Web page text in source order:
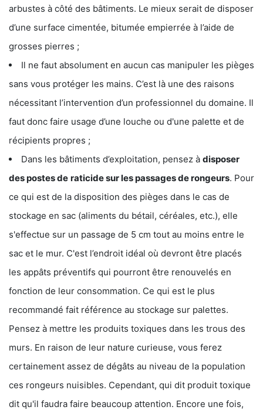
arbustes à côté des bâtiments. Le mieux serait de disposer
d’une surface cimentée, bitumée empierrée à l’aide de
grosses pierres ;
Il ne faut absolument en aucun cas manipuler les pièges
sans vous protéger les mains. C’est là une des raisons
nécessitant l’intervention d’un professionnel du domaine. Il
faut donc faire usage d’une louche ou d'une palette et de
récipients propres ;
Dans les bâtiments d’exploitation, pensez à disposer
des postes de raticide sur les passages de rongeurs. Pour
ce qui est de la disposition des pièges dans le cas de
stockage en sac (aliments du bétail, céréales, etc.), elle
s'effectue sur un passage de 5 cm tout au moins entre le
sac et le mur. C'est l’endroit idéal où devront être placés
les appâts préventifs qui pourront être renouvelés en
fonction de leur consommation. Ce qui est le plus
recommandé fait référence au stockage sur palettes.
Pensez à mettre les produits toxiques dans les trous des
murs. En raison de leur nature curieuse, vous ferez
certainement assez de dégâts au niveau de la population
ces rongeurs nuisibles. Cependant, qui dit produit toxique
dit qu'il faudra faire beaucoup attention. Encore une fois,